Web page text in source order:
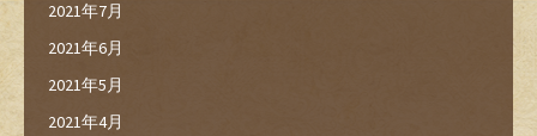
2021年7月
2021年6月
2021年5月
2021年4月